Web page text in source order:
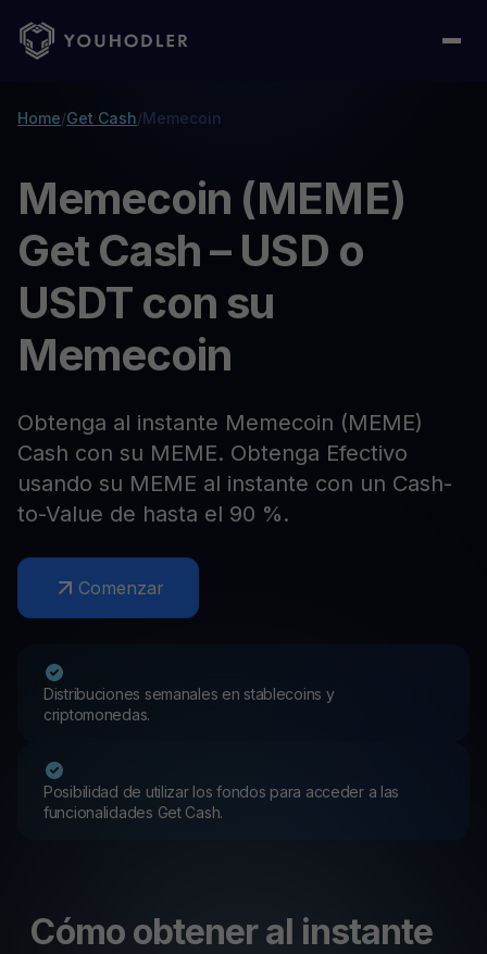
Home/Get Cash/Memecoin
Memecoin (MEME)
Get Cash – USD o
USDT con su
Memecoin
Obtenga al instante Memecoin (MEME)
Cash con su MEME. Obtenga Efectivo
usando su MEME al instante con un Cash-
to-Value de hasta el 90 %.
Comenzar
Distribuciones semanales en stablecoins y
criptomonedas.
Posibilidad de utilizar los fondos para acceder a las
funcionalidades Get Cash.
Cómo obtener al instante